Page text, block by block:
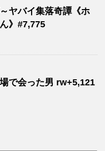
ヤバイ集落奇譚《ホ
》#7,775
で会った男 rw+5,121